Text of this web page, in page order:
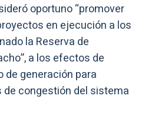
oportuno “promover
en ejecución a los
la Reserva de
a los efectos de
de generación para
de congestión del sistema